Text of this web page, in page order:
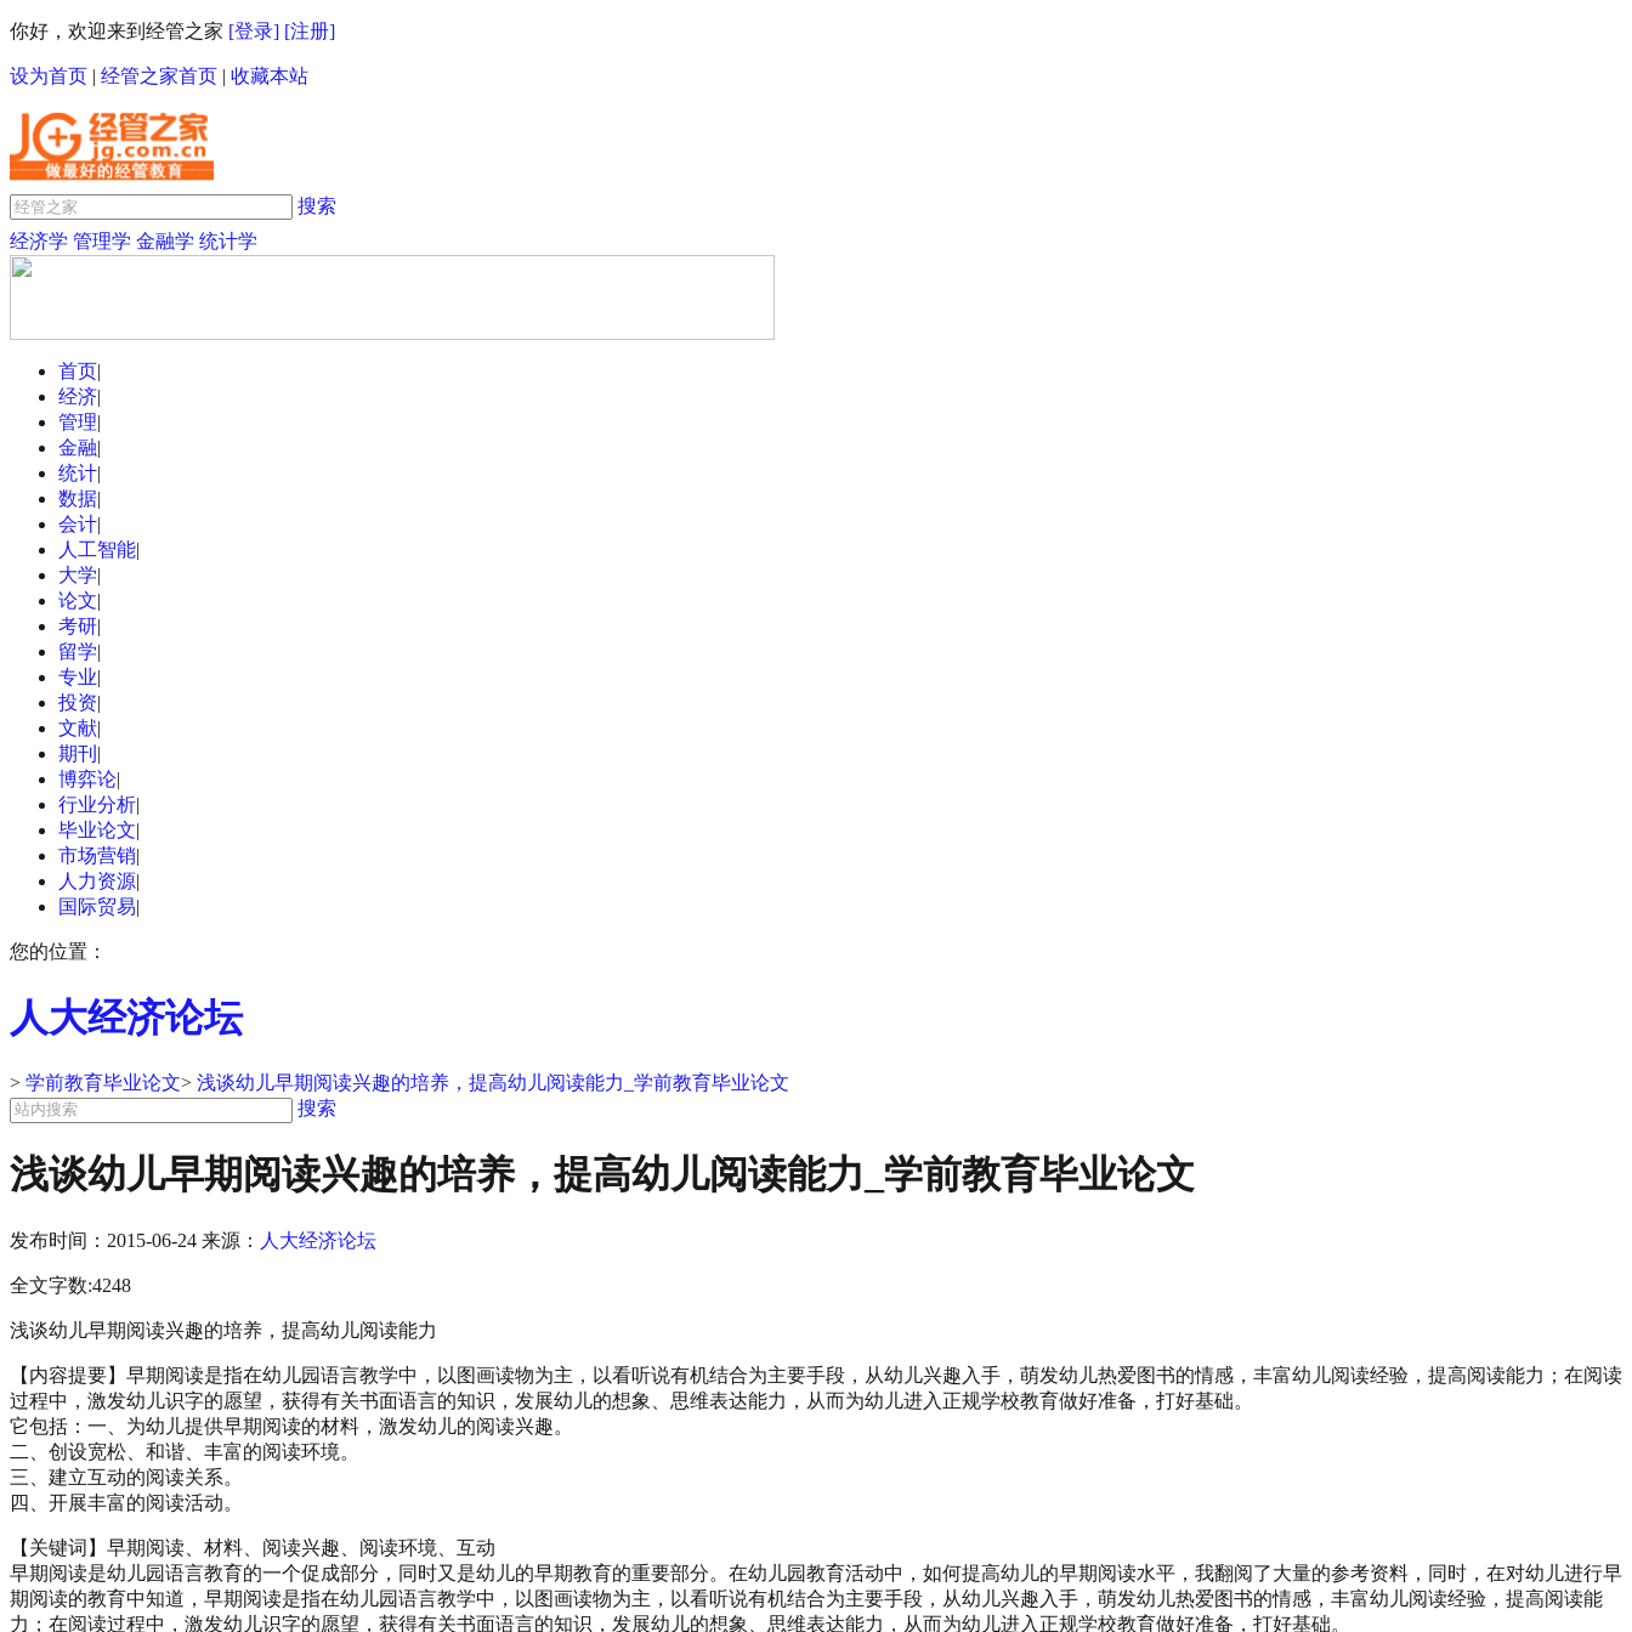
你好，欢迎来到经管之家 [登录] [注册]
设为首页 | 经管之家首页 | 收藏本站
搜索
经济学 管理学 金融学 统计学
首页|
经济|
管理|
金融|
统计|
数据|
会计|
人工智能|
大学|
论文|
考研|
留学|
专业|
投资|
文献|
期刊 |
博弈论|
行业分析|
毕业论文|
市场营销|
人力资源|
国际贸易|
您的位置：
人大经济论坛
> 学前教育毕业论文> 浅谈幼儿早期阅读兴趣的培养，提高幼儿阅读能力_学前教育毕业论文
搜索
浅谈幼儿早期阅读兴趣的培养，提高幼儿阅读能力_学前教育毕业论文
发布时间： 2015-06-24 来源： 人大经济论坛
全文字数:4248
浅谈幼儿早期阅读兴趣的培养，提高幼儿阅读能力
【内容提要】早期阅读是指在幼儿园语言教学中，以图画读物为主，以看听说有机结合为主要手段，从幼儿兴趣入手，萌发幼儿热爱图书的情感，丰富幼儿阅读经验，提高阅读能力；在阅读
过程中，激发幼儿识字的愿望，获得有关书面语言的知识，发展幼儿的想象、思维表达能力，从而为幼儿进入正规学校教育做好准备，打好基础。
它包括：一、为幼儿提供早期阅读的材料，激发幼儿的阅读兴趣。
二、创设宽松、和谐、丰富的阅读环境。
三、建立互动的阅读关系。
四、开展丰富的阅读活动。
【关键词】早期阅读、材料、阅读兴趣、阅读环境、互动
早期阅读是幼儿园语言教育的一个促成部分，同时又是幼儿的早期教育的重要部分。在幼儿园教育活动中，如何提高幼儿的早期阅读水平，我翻阅了大量的参考资料，同时，在对幼儿进行早
期阅读的教育中知道，早期阅读是指在幼儿园语言教学中，以图画读物为主，以看听说有机结合为主要手段，从幼儿兴趣入手，萌发幼儿热爱图书的情感，丰富幼儿阅读经验，提高阅读能
力；在阅读过程中，激发幼儿识字的愿望，获得有关书面语言的知识，发展幼儿的想象、思维表达能力，从而为幼儿进入正规学校教育做好准备，打好基础。